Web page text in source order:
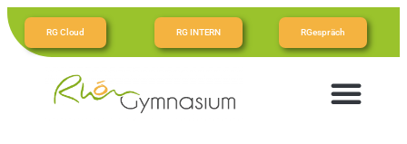
RG Cloud RG INTERN RGespräch